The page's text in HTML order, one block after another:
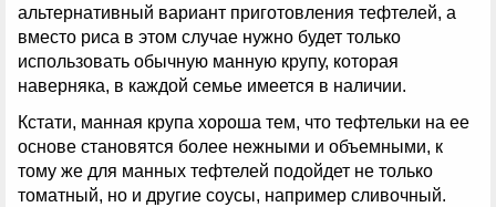
альтернативный вариант приготовления тефтелей, а
вместо риса в этом случае нужно будет только
использовать обычную манную крупу, которая
наверняка, в каждой семье имеется в наличии.
Кстати, манная крупа хороша тем, что тефтельки на ее
основе становятся более нежными и объемными, к
тому же для манных тефтелей подойдет не только
томатный, но и другие соусы, например сливочный.